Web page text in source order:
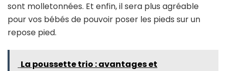
sont molletonnées. Et enfin, il sera plus agréable
pour vos bébés de pouvoir poser les pieds sur un
repose pied.
La poussette trio : avantages et